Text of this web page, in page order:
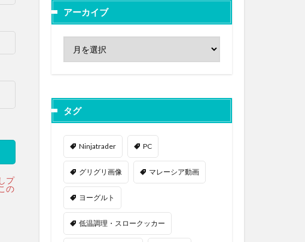
アーカイブ
タグ
Ninjatrader PC
グリグリ画像 マレーシア動画
ヨーグルト
低温調理・スロークッカー